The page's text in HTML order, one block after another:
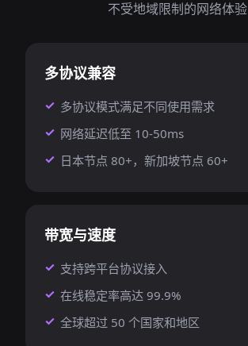
不受地域限制的网络体验
多协议兼容
多协议模式满足不同使用需求
网络延迟低至 10-50ms
日本节点 80+，新加坡节点 60+
带宽与速度
支持跨平台协议接入
在线稳定率高达 99.9%
全球超过 50 个国家和地区